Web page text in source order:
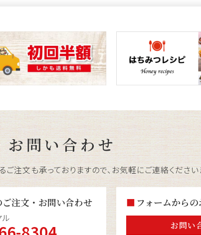
お問い合わせ
注文も承っておりますので、お気軽にご連絡ください
注文・お問い合わせ フォームから
お問い